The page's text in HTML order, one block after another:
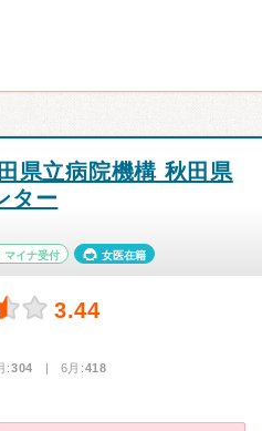
県立病院機構 秋田県
ター
マイナ受付 女医在籍
3.44
:304 | 6月:418